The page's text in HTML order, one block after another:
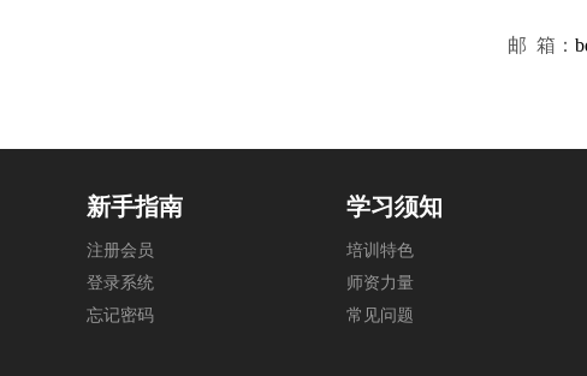
新手指南
注册会员
登录系统
忘记密码
学习须知
培训特色
师资力量
常见问题